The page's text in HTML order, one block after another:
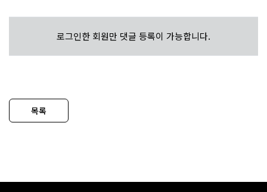
로그인한 회원만 댓글 등록이 가능합니다.
목록